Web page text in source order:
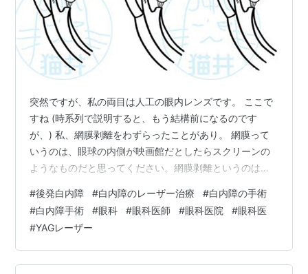
突然ですが、私の両目は人工の眼内レンズです。 ここで
すね (時系列で説明すると、もう結構前になるのです
が、) 私、網膜剥離をわずらったことがあり。 網膜って
いうのは、眼球の内側が映画館だとしたらスクリーンの
ようなものだと思ってください。網膜剥離というのはそ
像がクリアに見えなくなるという困った病気です。 当
時、それを治療する(というか、げんみつに言えば症状を
くい止める)ための手術を受けたのですが、十数年たっ
て、その手術の際に使用した医療用素材(シリコンの一種)
がなんと不良品だったことが判明したことがありまし
#後発白内障 #白内障のレーザー治療 #白内障の手術
#白内障手術 #眼科 #眼科医師 #眼科医院 #眼科医
#YAGレーザー